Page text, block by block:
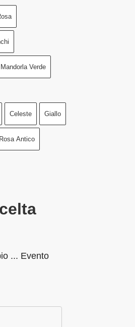
Mandorla Verde
Celeste Giallo
Rosa Antico
... Evento